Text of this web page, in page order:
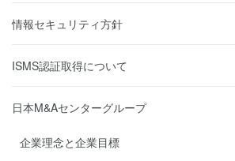
情報セキュリティ方針
ISMS認証取得について
日本M&Aセンターグループ
企業理念と企業目標